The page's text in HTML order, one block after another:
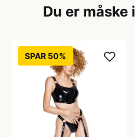
Du er måske
SPAR 50%